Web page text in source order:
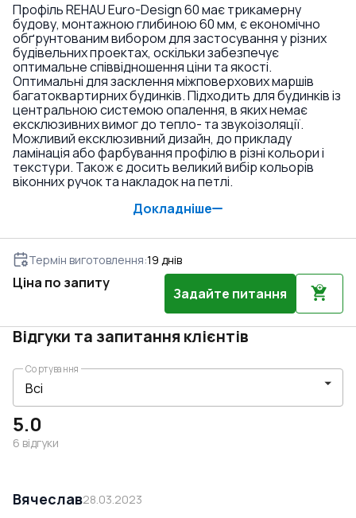
Профіль REHAU Euro-Design 60 має трикамерну
будову, монтажною глибиною 60 мм, є економічно
обґрунтованим вибором для застосування у різних
будівельних проектах, оскільки забезпечує
оптимальне співвідношення ціни та якості.
Оптимальні для засклення міжповерхових маршів
багатоквартирних будинків. Підходить для будинків із
центральною системою опалення, в яких немає
ексклюзивних вимог до тепло- та звукоізоляції.
Можливий ексклюзивний дизайн, до прикладу
ламінація або фарбування профілю в різні кольори і
текстури. Також є досить великий вибір кольорів
віконних ручок та накладок на петлі.
Докладніше
Термін виготовлення:19 днів
Ціна по запиту
Задайте питання
Відгуки та запитання клієнтів
5.0
6 відгуки
Сортування
Вячеслав28.03.2023